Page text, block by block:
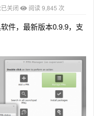
v
i
t
i
关闭 阅读 9,845 次
件，最新版本0.9.9，支